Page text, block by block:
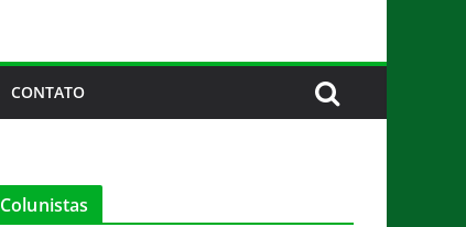
CONTATO
Colunistas